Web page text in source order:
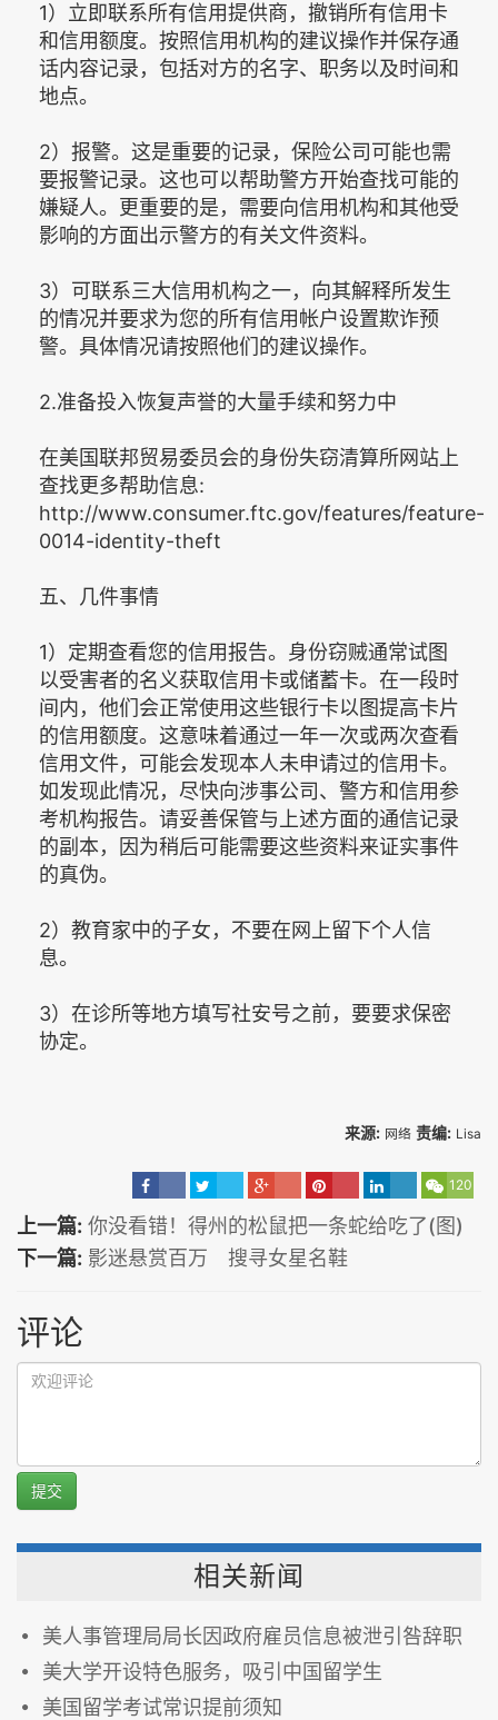
1）立即联系所有信用提供商，撤销所有信用卡
和信用额度。按照信用机构的建议操作并保存通
话内容记录，包括对方的名字、职务以及时间和
地点。
2）报警。这是重要的记录，保险公司可能也需
要报警记录。这也可以帮助警方开始查找可能的
嫌疑人。更重要的是，需要向信用机构和其他受
影响的方面出示警方的有关文件资料。
3）可联系三大信用机构之一，向其解释所发生
的情况并要求为您的所有信用帐户设置欺诈预
警。具体情况请按照他们的建议操作。
2.准备投入恢复声誉的大量手续和努力中
在美国联邦贸易委员会的身份失窃清算所网站上
查找更多帮助信息:
http://www.consumer.ftc.gov/features/feature-
0014-identity-theft
五、几件事情
1）定期查看您的信用报告。身份窃贼通常试图
以受害者的名义获取信用卡或储蓄卡。在一段时
间内，他们会正常使用这些银行卡以图提高卡片
的信用额度。这意味着通过一年一次或两次查看
信用文件，可能会发现本人未申请过的信用卡。
如发现此情况，尽快向涉事公司、警方和信用参
考机构报告。请妥善保管与上述方面的通信记录
的副本，因为稍后可能需要这些资料来证实事件
的真伪。
2）教育家中的子女，不要在网上留下个人信
息。
3）在诊所等地方填写社安号之前，要要求保密
协定。
来源: 网络 责编: Lisa
120
上一篇: 你没看错！得州的松鼠把一条蛇给吃了(图)
下一篇: 影迷悬赏百万 搜寻女星名鞋
评论
提交
相关新闻
美人事管理局局长因政府雇员信息被泄引咎辞职
美大学开设特色服务，吸引中国留学生
美国留学考试常识提前须知